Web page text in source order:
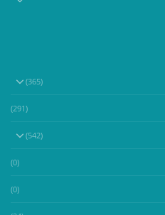
(365)
(291)
(542)
(0)
(0)